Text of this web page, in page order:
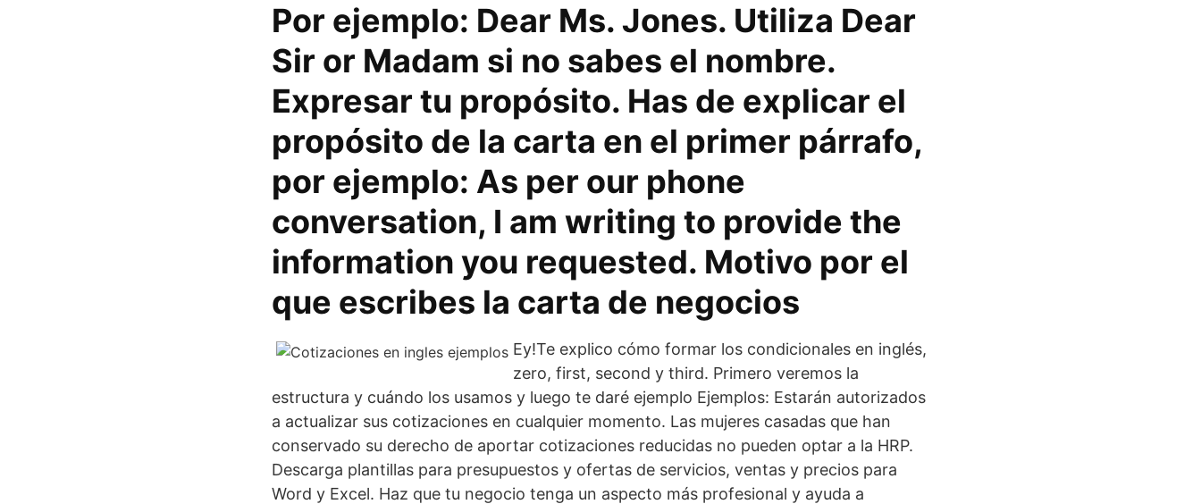
Por ejemplo: Dear Ms. Jones. Utiliza Dear
Sir or Madam si no sabes el nombre.
Expresar tu propósito. Has de explicar el
propósito de la carta en el primer párrafo,
por ejemplo: As per our phone
conversation, I am writing to provide the
information you requested. Motivo por el
que escribes la carta de negocios
Ey!Te explico cómo formar los condicionales en inglés,
zero, first, second y third. Primero veremos la
estructura y cuándo los usamos y luego te daré ejemplo Ejemplos: Estarán autorizados
a actualizar sus cotizaciones en cualquier momento. Las mujeres casadas que han
conservado su derecho de aportar cotizaciones reducidas no pueden optar a la HRP.
Descarga plantillas para presupuestos y ofertas de servicios, ventas y precios para
Word y Excel. Haz que tu negocio tenga un aspecto más profesional y ayuda a